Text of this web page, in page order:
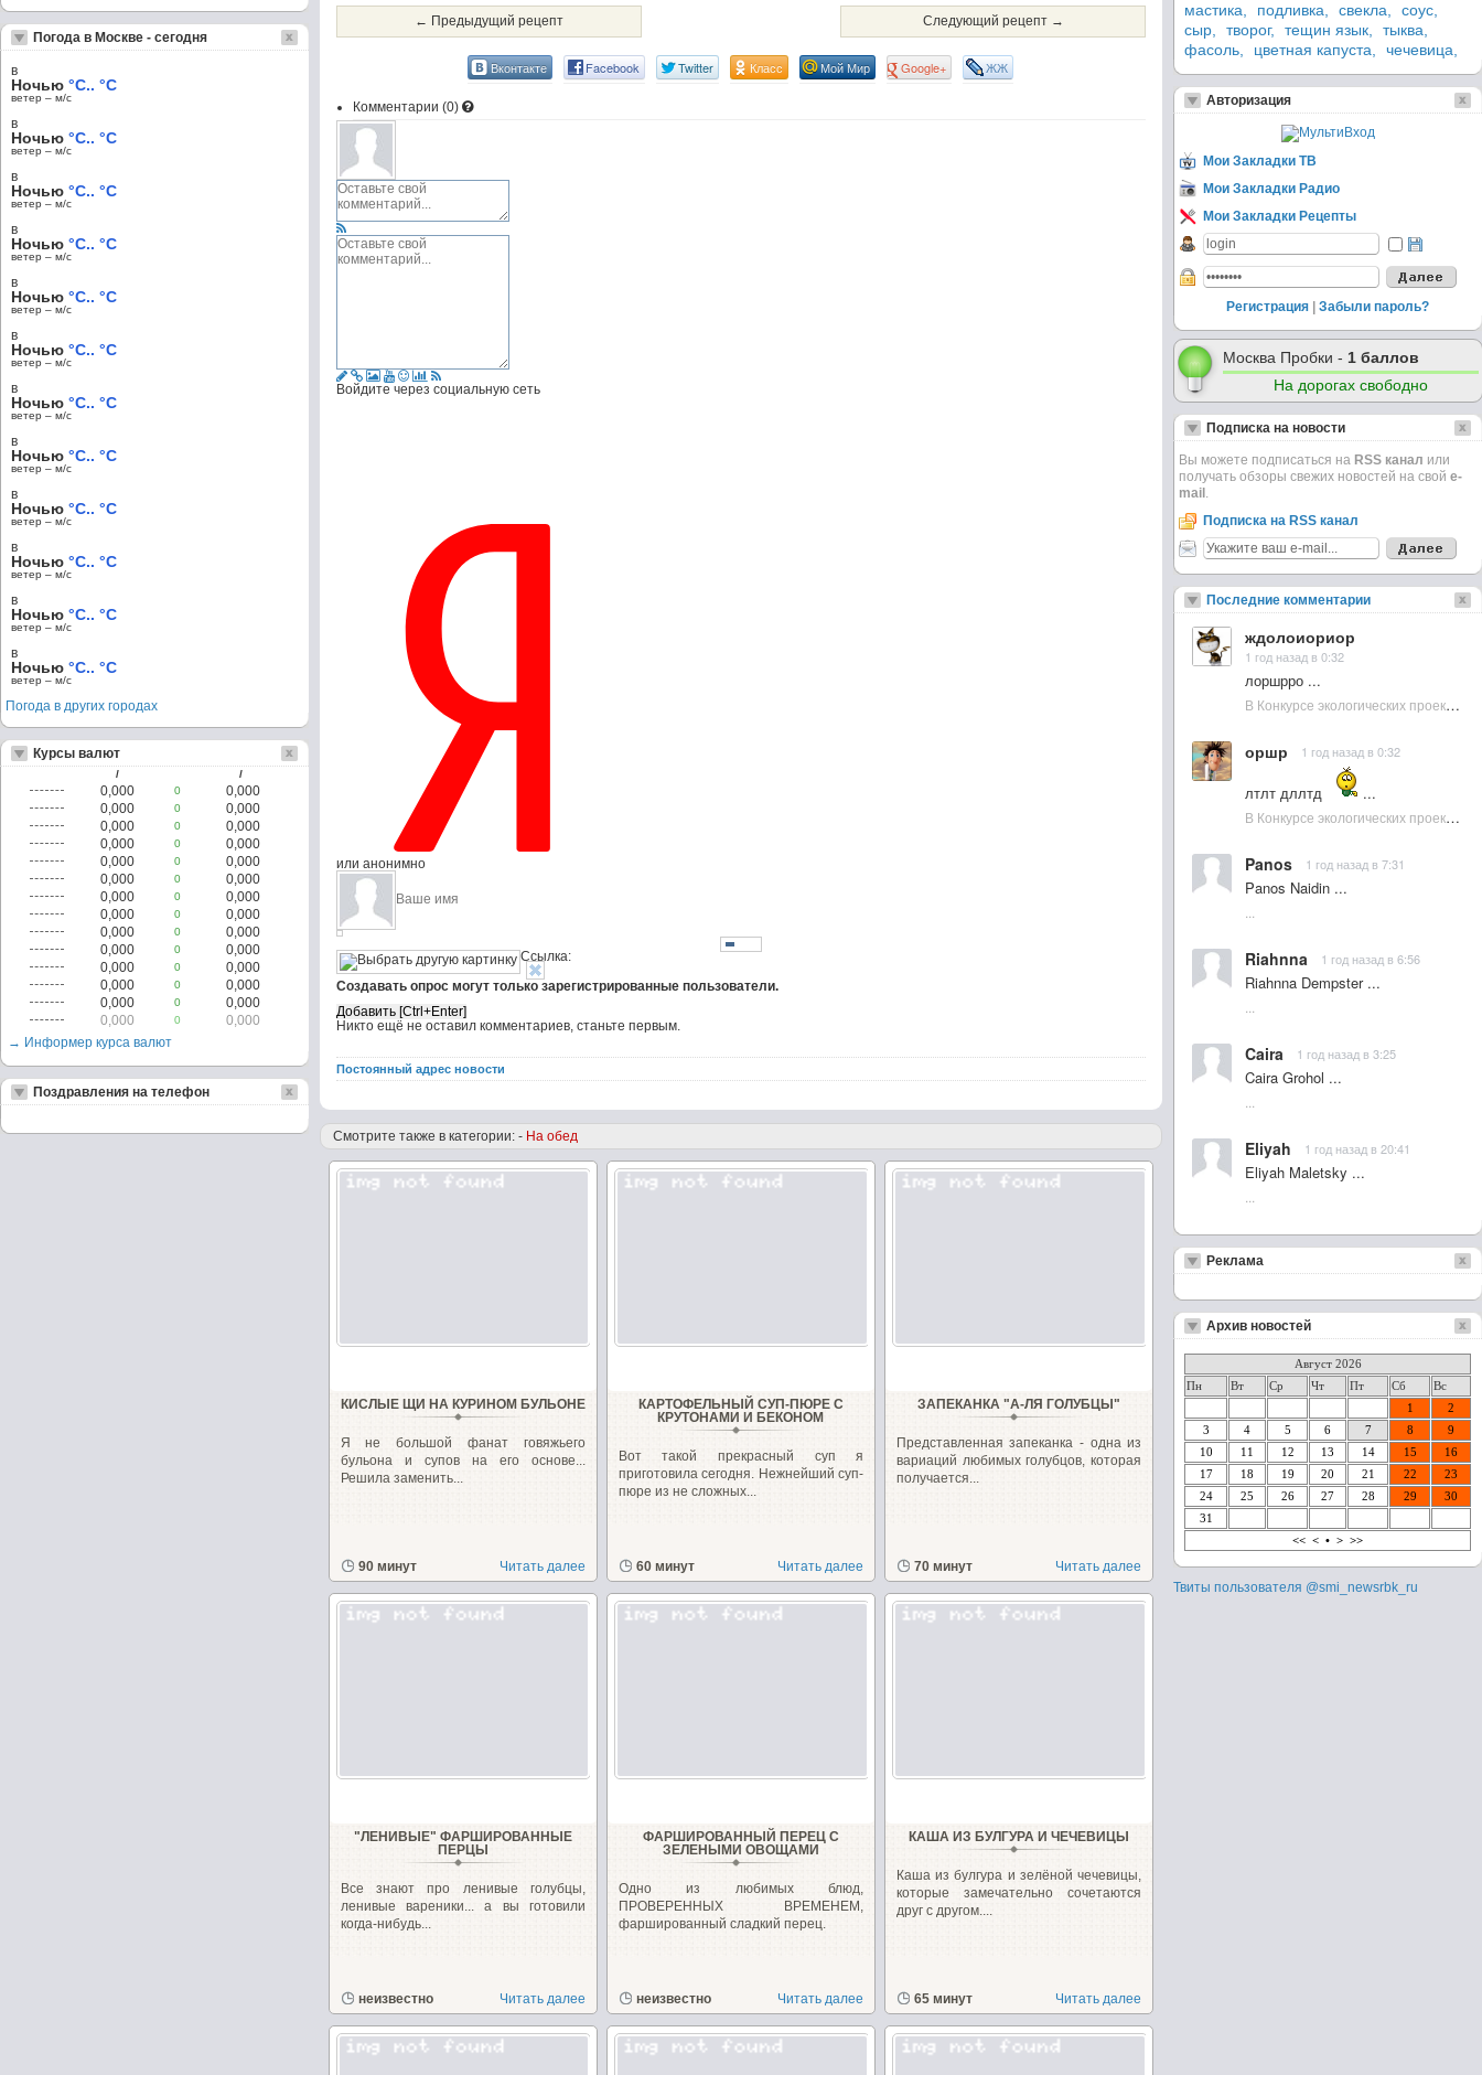
← Предыдущий рецепт Следующий рецепт →
Вконтакте Facebook Twitter Класс Мой Мир Google+ ЖЖ
Комментарии (0)
Войдите через социальную сеть
или анонимно
Ссылка:
Создавать опрос могут только зарегистрированные пользователи.
Никто ещё не оставил комментариев, станьте первым.
Постоянный адрес новости
Смотрите также в категории: - На обед
КИСЛЫЕ ЩИ НА КУРИНОМ БУЛЬОНЕ
Я не большой фанат говяжьего
бульона и супов на его основе...
Решила заменить...
90 минут Читать далее
КАРТОФЕЛЬНЫЙ СУП-ПЮРЕ С
КРУТОНАМИ И БЕКОНОМ
Вот такой прекрасный суп я
приготовила сегодня. Нежнейший суп-
пюре из не сложных...
60 минут Читать далее
ЗАПЕКАНКА "А-ЛЯ ГОЛУБЦЫ"
Представленная запеканка - одна из
вариаций любимых голубцов, которая
получается...
70 минут Читать далее
"ЛЕНИВЫЕ" ФАРШИРОВАННЫЕ
ПЕРЦЫ
Все знают про ленивые голубцы,
ленивые вареники... а вы готовили
когда-нибудь...
неизвестно Читать далее
ФАРШИРОВАННЫЙ ПЕРЕЦ С
ЗЕЛЕНЫМИ ОВОЩАМИ
Одно из любимых блюд,
ПРОВЕРЕННЫХ ВРЕМЕНЕМ,
фаршированный сладкий перец.
неизвестно Читать далее
КАША ИЗ БУЛГУРА И ЧЕЧЕВИЦЫ
Каша из булгура и зелёной чечевицы,
которые замечательно сочетаются
друг с другом....
65 минут Читать далее
Погода в Москве - сегодня
в
Ночью °C.. °C
ветер – м/c
в
Ночью °C.. °C
ветер – м/c
в
Ночью °C.. °C
ветер – м/c
в
Ночью °C.. °C
ветер – м/c
в
Ночью °C.. °C
ветер – м/c
в
Ночью °C.. °C
ветер – м/c
в
Ночью °C.. °C
ветер – м/c
в
Ночью °C.. °C
ветер – м/c
в
Ночью °C.. °C
ветер – м/c
в
Ночью °C.. °C
ветер – м/c
в
Ночью °C.. °C
ветер – м/c
в
Ночью °C.. °C
ветер – м/c
Погода в других городах
Курсы валют
/ /
0,000 0
0,000
0,000
0
0,000
0,000
0
0,000
0,000
0
0,000
0,000
0
0,000
0,000
0
0,000
0,000
0
0,000
0,000
0
0,000
0,000
0
0,000
0,000
0
0,000
0,000
0
0,000
0,000
0
0,000
0,000
0
0,000
0,000
0
0,000
→ Информер курса валют
Поздравления на телефон
мастика,
подливка, свекла,
соус,
сыр,
творог, тещин язык,
тыква,
фасоль,
цветная капуста, чечевица,
Авторизация
Мои Закладки ТВ
Мои Закладки Радио
Мои Закладки Рецепты
Регистрация Забыли пароль?
Москва Пробки - 1 баллов
На дорогах свободно
Подписка на новости
Вы можете подписаться на RSS канал или
получать обзоры свежих новостей на свой e-
mail .
Подписка на RSS канал
Последние комментарии
ждолоиориор
1 год назад в 0:32
лоршрро ...
В Конкурсе экологических проектов в Подмосковье активно участвовала молодежь :: NewsRbk.ru...
оршр 1 год назад в 0:32
лтлт дллтд
...
В Конкурсе экологических проектов в Подмосковье активно участвовала молодежь :: NewsRbk.ru...
Panos 1 год назад в 7:31
Panos Naidin ...
Riahnna 1 год назад в 6:56
Riahnna Dempster ...
Caira 1 год назад в 3:25
Caira Grohol ...
Eliyah 1 год назад в 20:41
Eliyah Maletsky ...
Реклама
Архив новостей
Август 2026
Пн
Вт Ср Чт Пт Сб
Вс
1
2
3
4 5 6 7 8
9
10
11 12 13 14 15
16
17
18 19 20 21 22
23
24
25 26 27 28 29
30
31
<< < • > >>
Твиты пользователя @smi_newsrbk_ru